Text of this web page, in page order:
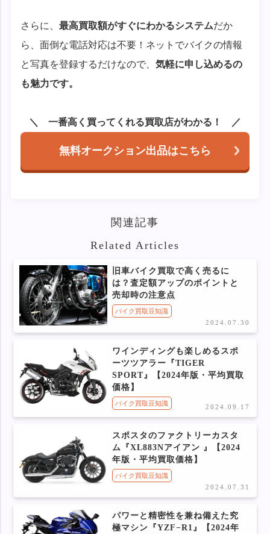
さらに、最高買取額がすぐにわかるシステムだか
ら、面倒な電話対応は不要！ネットでバイクの情報
と写真を登録するだけなので、気軽に申し込めるの
も魅力です。
一番高く買ってくれる買取店がわかる！
無料オークション出品はこちら
関連記事
Related Articles
旧車バイク買取で高く売るに
は？査定額アップのポイントと
売却時の注意点
バイク買取豆知識
2024.07.30
ワインディングも楽しめるスポ
ーツツアラー『TIGER
SPORT』【2024年版・平均買取
価格】
バイク買取豆知識
2024.09.17
スポスタのファクトリーカスタ
ム『XL883Nアイアン 』【2024
年版・平均買取価格】
バイク買取豆知識
2024.07.31
パワーと精密性を兼ね備えた究
極マシン『YZF−R1』【2024年